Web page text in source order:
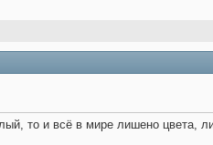
то и всё в мире лишено цвета,